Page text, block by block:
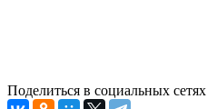
Поделиться в социальных сетях